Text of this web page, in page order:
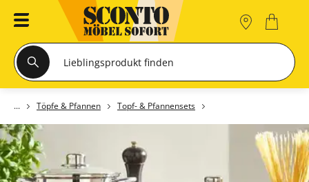
Töpfe & Pfannen Topf- & Pfannensets